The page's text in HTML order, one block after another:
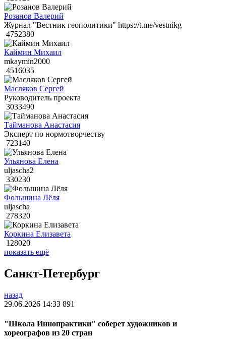
Розанов Валерий
Журнал "Вестник геополитики" https://t.me/vestnikg
4752380
Каймин Михаил
mkaymin2000
4516035
Масляков Сергей
Руководитель проекта
3033490
Тайманова Анастасия
Эксперт по нормотворчеству
723140
Ульянова Елена
uljascha2
330230
Фольшина Лёля
uljascha
278320
Коркина Елизавета
128020
показать ещё
Санкт-Петербург
назад
29.06.2026 14:33 891
"Школа Иннопрактики" соберет художников и
хореографов из 20 стран